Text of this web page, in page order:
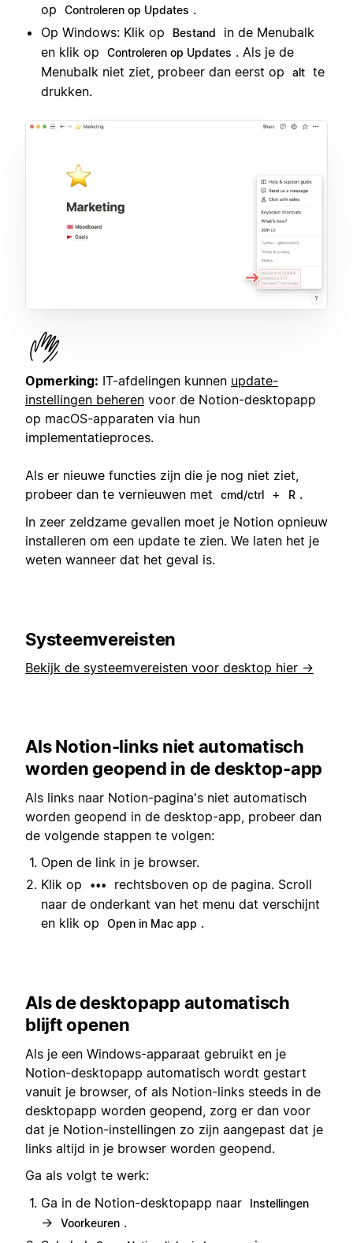
op
Controleren op Updates .
Op Windows: Klik op
Bestand
in de Menubalk
en klik op
Controleren op Updates . Als je de
Menubalk niet ziet, probeer dan eerst op
alt te
drukken.
Opmerking: IT-afdelingen kunnen update-
instellingen beheren voor de Notion-desktopapp
op macOS-apparaten via hun
implementatieproces.
Als er nieuwe functies zijn die je nog niet ziet,
probeer dan te vernieuwen met
cmd/ctrl + R .
In zeer zeldzame gevallen moet je Notion opnieuw
installeren om een update te zien. We laten het je
weten wanneer dat het geval is.
Systeemvereisten
Bekijk de systeemvereisten voor desktop hier →
Als Notion-links niet automatisch
worden geopend in de desktop-app
Als links naar Notion-pagina's niet automatisch
worden geopend in de desktop-app, probeer dan
de volgende stappen te volgen:
Open de link in je browser.
Klik op
•••
rechtsboven op de pagina. Scroll
naar de onderkant van het menu dat verschijnt
en klik op
Open in Mac app .
Als de desktopapp automatisch
blijft openen
Als je een Windows-apparaat gebruikt en je
Notion-desktopapp automatisch wordt gestart
vanuit je browser, of als Notion-links steeds in de
desktopapp worden geopend, zorg er dan voor
dat je Notion-instellingen zo zijn aangepast dat je
links altijd in je browser worden geopend.
Ga als volgt te werk:
Ga in de Notion-desktopapp naar
Instellingen
→ Voorkeuren .